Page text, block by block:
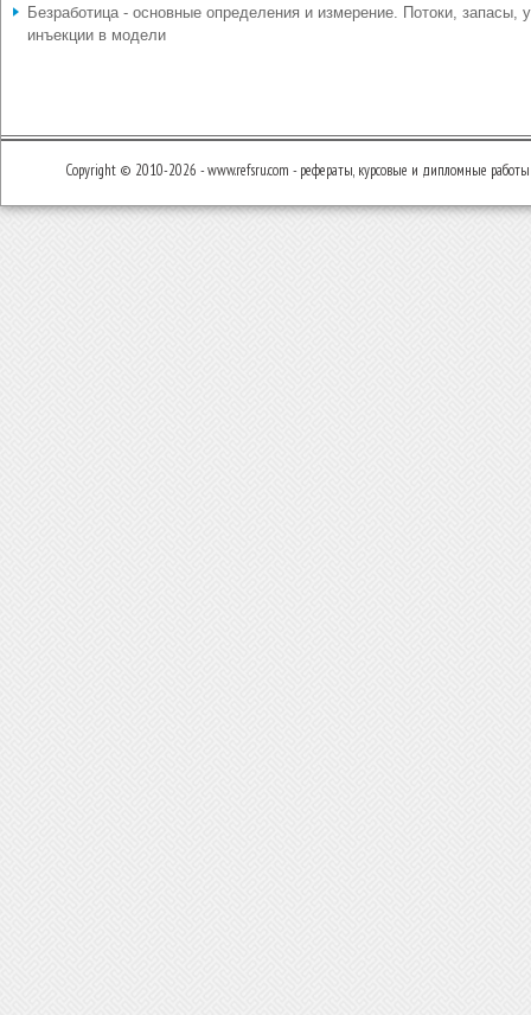
Безработица - основные определения и измерение. Потоки, запасы,
инъекции в модели
Copyright © 2010-2026 - www.refsru.com - рефераты, курсовые и дипломные работы